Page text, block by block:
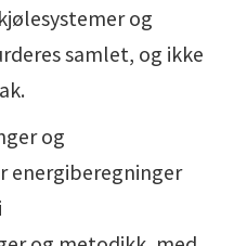
og
samlet, og ikke
og
energiberegninger